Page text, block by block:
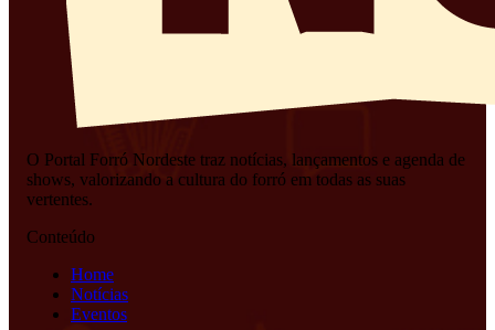
O Portal Forró Nordeste traz notícias, lançamentos e agenda de
shows, valorizando a cultura do forró em todas as suas
vertentes.
Conteúdo
Home
Notícias
Eventos